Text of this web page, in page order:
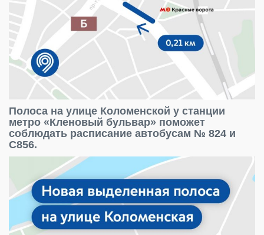
Полоса на улице Коломенской у станции
метро «Кленовый бульвар» поможет
соблюдать расписание автобусам № 824 и
С856.